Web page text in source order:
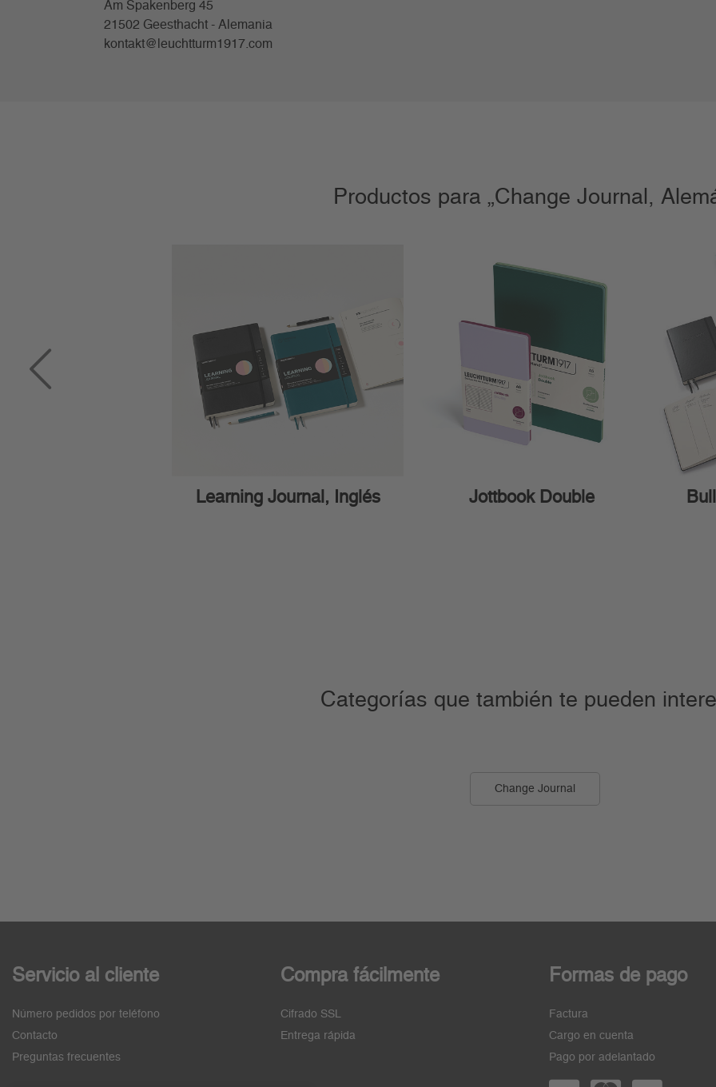
Am Spakenberg 45
21502 Geesthacht - Alemania
kontakt@leuchtturm1917.com
Productos para „Change Journal,
Learning Journal, Inglés Jottbook Double
Categorías que también te pueden
Change Journal
Servicio al cliente
Número pedidos por teléfono
Contacto
Preguntas frecuentes
Compra fácilmente
Cifrado SSL
Entrega rápida
Formas de pago
Factura
Cargo en cuenta
Pago por adelantado